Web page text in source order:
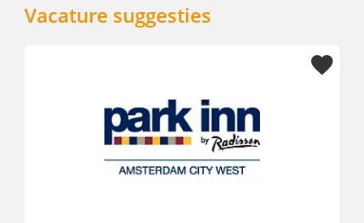
Vacature suggesties